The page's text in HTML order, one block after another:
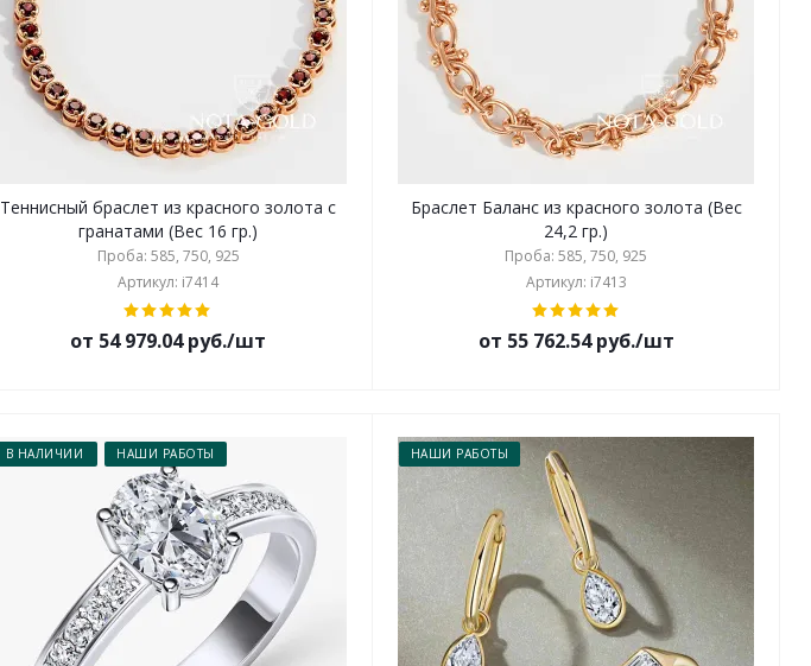
Теннисный браслет из красного золота с
гранатами (Вес 16 гр.)
Проба: 585, 750, 925
Артикул: i7414
от 54 979.04 руб./шт
Браслет Баланс из красного золота (Вес
24,2 гр.)
Проба: 585, 750, 925
Артикул: i7413
от 55 762.54 руб./шт
В НАЛИЧИИ НАШИ РАБОТЫ НАШИ РАБОТЫ